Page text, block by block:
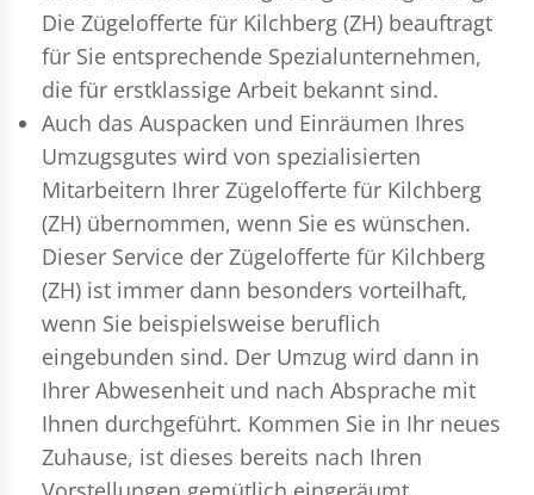
Die Zügelofferte für Kilchberg (ZH) beauftragt
für Sie entsprechende Spezialunternehmen,
die für erstklassige Arbeit bekannt sind.
Auch das Auspacken und Einräumen Ihres
Umzugsgutes wird von spezialisierten
Mitarbeitern Ihrer Zügelofferte für Kilchberg
(ZH) übernommen, wenn Sie es wünschen.
Dieser Service der Zügelofferte für Kilchberg
(ZH) ist immer dann besonders vorteilhaft,
wenn Sie beispielsweise beruflich
eingebunden sind. Der Umzug wird dann in
Ihrer Abwesenheit und nach Absprache mit
Ihnen durchgeführt. Kommen Sie in Ihr neues
Zuhause, ist dieses bereits nach Ihren